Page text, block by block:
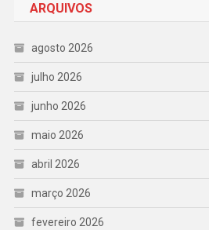
ARQUIVOS
agosto 2026
julho 2026
junho 2026
maio 2026
abril 2026
março 2026
fevereiro 2026